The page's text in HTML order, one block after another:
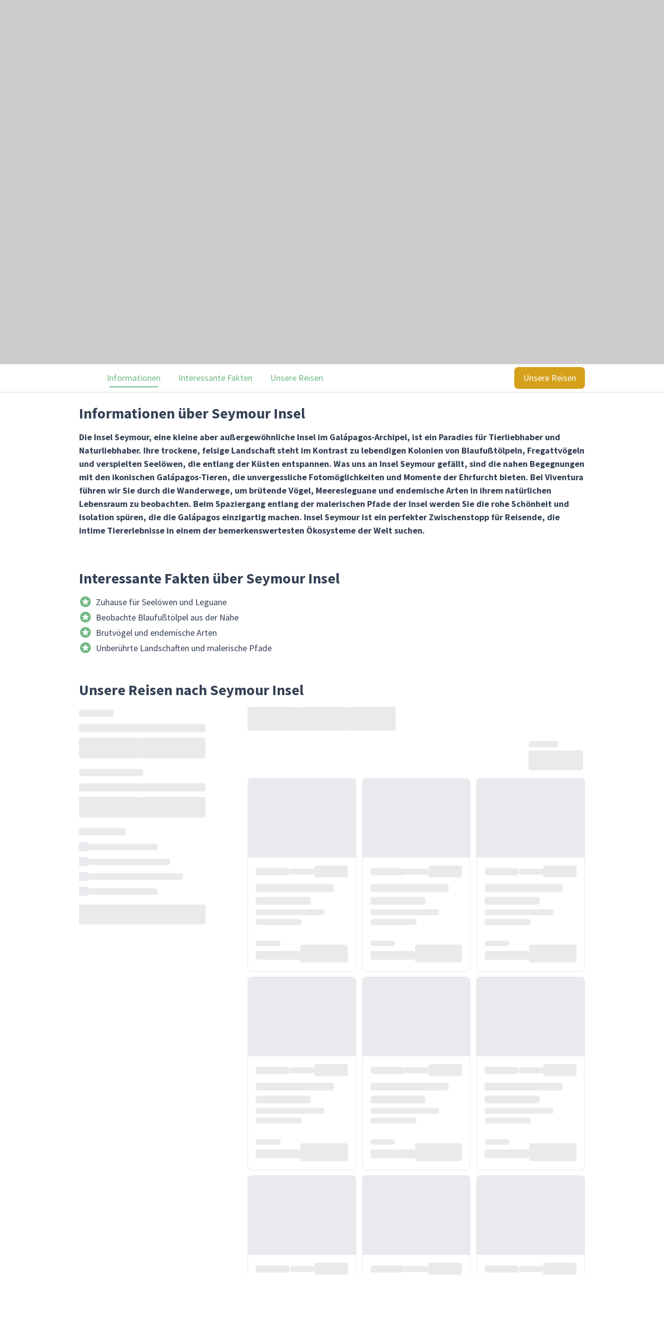
Informationen Interessante Fakten Unsere Reisen Unsere Reisen
Informationen über Seymour Insel
Die Insel Seymour, eine kleine aber außergewöhnliche Insel im Galápagos-Archipel, ist ein Paradies für Tierliebhaber und
Naturliebhaber. Ihre trockene, felsige Landschaft steht im Kontrast zu lebendigen Kolonien von Blaufußtölpeln, Fregattvögeln
und verspielten Seelöwen, die entlang der Küsten entspannen. Was uns an Insel Seymour gefällt, sind die nahen Begegnungen
mit den ikonischen Galápagos-Tieren, die unvergessliche Fotomöglichkeiten und Momente der Ehrfurcht bieten. Bei Viventura
führen wir Sie durch die Wanderwege, um brütende Vögel, Meeresleguane und endemische Arten in ihrem natürlichen
Lebensraum zu beobachten. Beim Spaziergang entlang der malerischen Pfade der Insel werden Sie die rohe Schönheit und
Isolation spüren, die die Galápagos einzigartig machen. Insel Seymour ist ein perfekter Zwischenstopp für Reisende, die
intime Tiererlebnisse in einem der bemerkenswertesten Ökosysteme der Welt suchen.
Interessante Fakten über Seymour Insel
Zuhause für Seelöwen und Leguane
Beobachte Blaufußtölpel aus der Nähe
Brutvögel und endemische Arten
Unberührte Landschaften und malerische Pfade
Unsere Reisen nach Seymour Insel